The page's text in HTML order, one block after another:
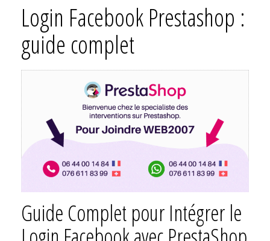
Login Facebook Prestashop :
guide complet
Guide Complet pour Intégrer le